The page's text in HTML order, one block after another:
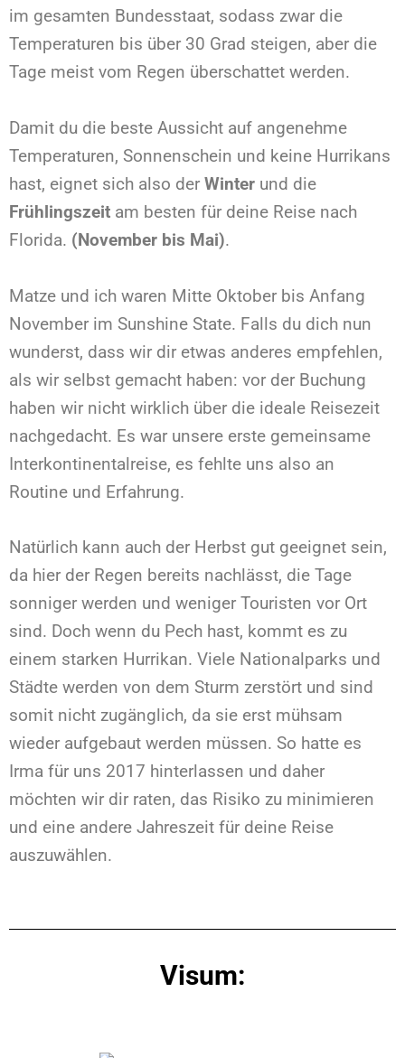
im gesamten Bundesstaat, sodass zwar die
Temperaturen bis über 30 Grad steigen, aber die
Tage meist vom Regen überschattet werden.
Damit du die beste Aussicht auf angenehme
Temperaturen, Sonnenschein und keine Hurrikans
hast, eignet sich also der Winter und die
Frühlingszeit am besten für deine Reise nach
Florida. (November bis Mai).
Matze und ich waren Mitte Oktober bis Anfang
November im Sunshine State. Falls du dich nun
wunderst, dass wir dir etwas anderes empfehlen,
als wir selbst gemacht haben: vor der Buchung
haben wir nicht wirklich über die ideale Reisezeit
nachgedacht. Es war unsere erste gemeinsame
Interkontinentalreise, es fehlte uns also an
Routine und Erfahrung.
Natürlich kann auch der Herbst gut geeignet sein,
da hier der Regen bereits nachlässt, die Tage
sonniger werden und weniger Touristen vor Ort
sind. Doch wenn du Pech hast, kommt es zu
einem starken Hurrikan. Viele Nationalparks und
Städte werden von dem Sturm zerstört und sind
somit nicht zugänglich, da sie erst mühsam
wieder aufgebaut werden müssen. So hatte es
Irma für uns 2017 hinterlassen und daher
möchten wir dir raten, das Risiko zu minimieren
und eine andere Jahreszeit für deine Reise
auszuwählen.
Visum: